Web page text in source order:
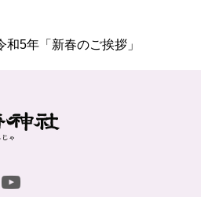
和5年「新春のご挨拶」